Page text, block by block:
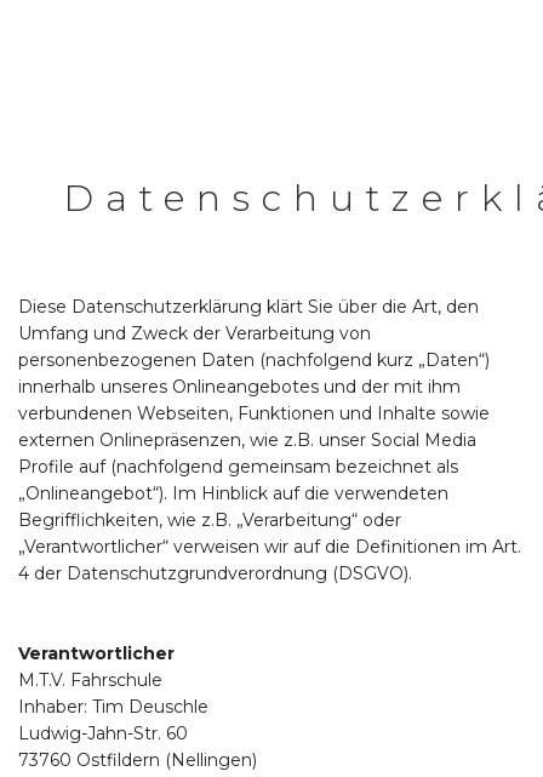
Diese Datenschutzerklärung klärt Sie über die Art, den
Umfang und Zweck der Verarbeitung von
personenbezogenen Daten (nachfolgend kurz „Daten“)
innerhalb unseres Onlineangebotes und der mit ihm
verbundenen Webseiten, Funktionen und Inhalte sowie
externen Onlinepräsenzen, wie z.B. unser Social Media
Profile auf (nachfolgend gemeinsam bezeichnet als
„Onlineangebot“). Im Hinblick auf die verwendeten
Begrifflichkeiten, wie z.B. „Verarbeitung“ oder
„Verantwortlicher“ verweisen wir auf die Definitionen im Art.
4 der Datenschutzgrundverordnung (DSGVO).
Verantwortlicher
M.T.V. Fahrschule
Inhaber: Tim Deuschle
Ludwig-Jahn-Str. 60
73760 Ostfildern (Nellingen)